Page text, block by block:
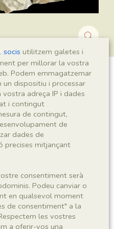
Phyllum
Spermatophyta
Classe
socis utilitzem galetes i
per millorar la vostra
Podem emmagatzemar
un dispositiu i processar
adreça IP i dades
i contingut
de contingut,
de
dades de
precises mitjançant
consentiment serà
Podeu canviar o
en qualsevol moment
de consentiment" a la
les vostres
a oferir-vos una